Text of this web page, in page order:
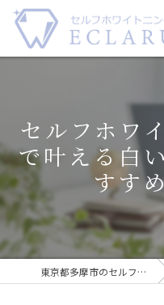
セルフホワ
で叶える白
すす
東京都多摩市のセルフホワイトニングならECLARU-エクラル-